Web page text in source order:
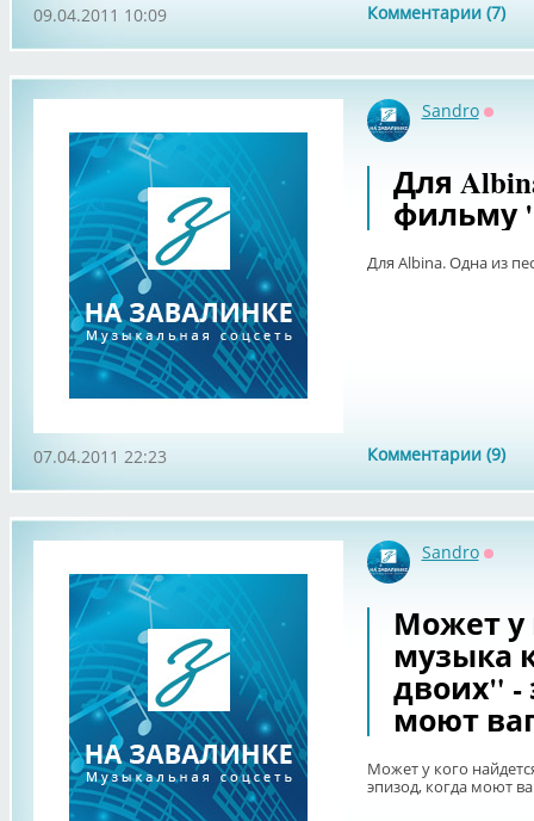
Комментарии (7)
09.04.2011 10:09
Sandro
Для
фильму
Для Albina. Одна из
Комментарии (9)
07.04.2011 22:23
Sandro
Может у
музыка
двоих" -
моют
Может у кого
эпизод, когда моют